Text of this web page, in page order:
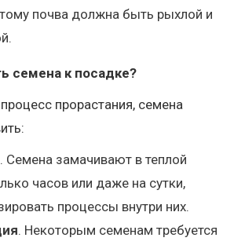
почва должна быть рыхлой и
семена к посадке?
прорастания, семена
. Семена замачивают в теплой
часов или даже на сутки,
процессы внутри них.
. Некоторым семенам требуется